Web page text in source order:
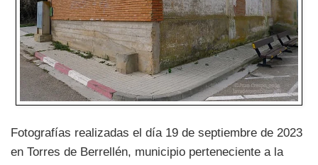
Fotografías realizadas el día 19 de septiembre de 2023
en Torres de Berrellén, municipio perteneciente a la